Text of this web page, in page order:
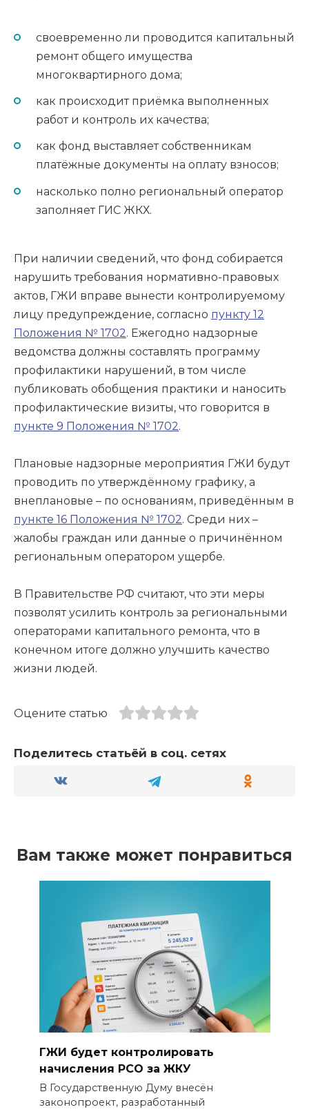
своевременно ли проводится капитальный
ремонт общего имущества
многоквартирного дома;
как происходит приёмка выполненных
работ и контроль их качества;
как фонд выставляет собственникам
платёжные документы на оплату взносов;
насколько полно региональный оператор
заполняет ГИС ЖКХ.
При наличии сведений, что фонд собирается
нарушить требования нормативно-правовых
актов, ГЖИ вправе вынести контролируемому
лицу предупреждение, согласно пункту 12
Положения № 1702. Ежегодно надзорные
ведомства должны составлять программу
профилактики нарушений, в том числе
публиковать обобщения практики и наносить
профилактические визиты, что говорится в
пункте 9 Положения № 1702.
Плановые надзорные мероприятия ГЖИ будут
проводить по утверждённому графику, а
внеплановые – по основаниям, приведённым в
пункте 16 Положения № 1702. Среди них –
жалобы граждан или данные о причинённом
региональным оператором ущербе.
В Правительстве РФ считают, что эти меры
позволят усилить контроль за региональными
операторами капитального ремонта, что в
конечном итоге должно улучшить качество
жизни людей.
Оцените статью
Поделитесь статьёй в соц. сетях
Вам также может понравиться
ГЖИ будет контролировать
начисления РСО за ЖКУ
В Государственную Думу внесён
законопроект, разработанный